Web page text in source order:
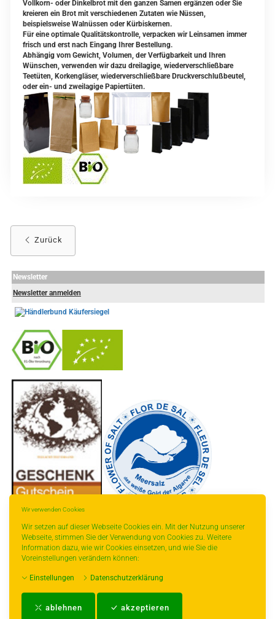
Wir verwenden Cookies
Wir setzen auf dieser Webseite Cookies ein. Mit der Nutzung unserer
Webseite, stimmen Sie der Verwendung von Cookies zu. Weitere
Information dazu, wie wir Cookies einsetzen, und wie Sie die
Voreinstellungen verändern können:
Einstellungen Datenschutzerklärung
ablehnen akzeptieren
Vollkorn- oder Dinkelbrot mit den ganzen Samen ergänzen oder Sie
kreieren ein Brot mit verschiedenen Zutaten wie Nüssen,
beispielsweise Walnüssen oder Kürbiskernen.
Für eine optimale Qualitätskontrolle, verpacken wir Leinsamen immer
frisch und erst nach Eingang Ihrer Bestellung.
Abhängig vom Gewicht, Volumen, der Verfügbarkeit und Ihren
Wünschen, verwenden wir dazu dreilagige, wiederverschließbare
Teetüten, Korkengläser, wiederverschließbare Druckverschlußbeutel,
oder ein- und zweilagige Papiertüten.
Zurück
Newsletter
Newsletter anmelden
* gilt für Lieferungen innerhalb Deutschlands, Lieferzeiten für andere Länder
entnehmen Sie bitte der Schaltfläche mit den Versandinformationen.
Impressum-AGB-Zahlungs- und Versandbedingungen